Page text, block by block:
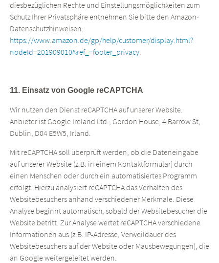
diesbezüglichen Rechte und Einstellungsmöglichkeiten zum
Schutz Ihrer Privatsphäre entnehmen Sie bitte den Amazon-
Datenschutzhinweisen:
https://www.amazon.de/gp/help/customer/display.html?
nodeId=201909010&ref_=footer_privacy.
11. Einsatz von Google reCAPTCHA
Wir nutzen den Dienst reCAPTCHA auf unserer Website.
Anbieter ist Google Ireland Ltd., Gordon House, 4 Barrow St,
Dublin, D04 E5W5, Irland.
Mit reCAPTCHA soll überprüft werden, ob die Dateneingabe
auf unserer Website (z.B. in einem Kontaktformular) durch
einen Menschen oder durch ein automatisiertes Programm
erfolgt. Hierzu analysiert reCAPTCHA das Verhalten des
Websitebesuchers anhand verschiedener Merkmale. Diese
Analyse beginnt automatisch, sobald der Websitebesucher die
Website betritt. Zur Analyse wertet reCAPTCHA verschiedene
Informationen aus (z.B. IP-Adresse, Verweildauer des
Websitebesuchers auf der Website oder Mausbewegungen), die
an Google weitergeleitet werden.